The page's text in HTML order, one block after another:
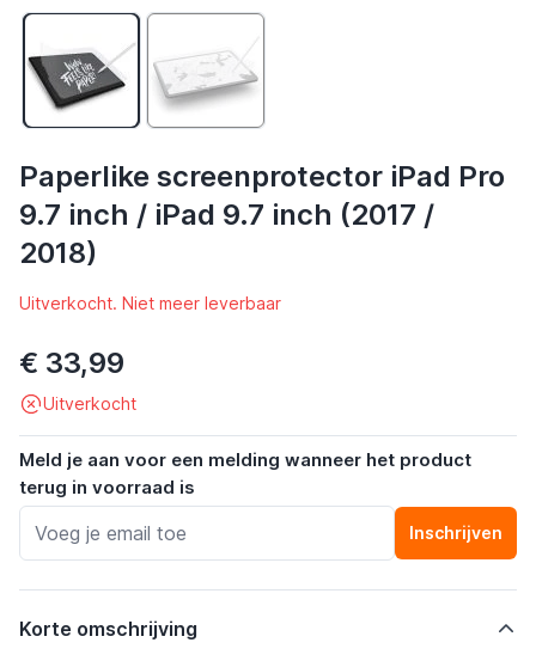
Paperlike screenprotector iPad Pro
9.7 inch / iPad 9.7 inch (2017 /
2018)
Uitverkocht. Niet meer leverbaar
€ 33,99
Uitverkocht
Meld je aan voor een melding wanneer het product
terug in voorraad is
Inschrijven
Korte omschrijving